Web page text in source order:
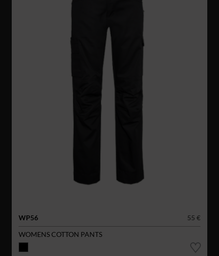
WP56
55 €
WOMENS COTTON PANTS